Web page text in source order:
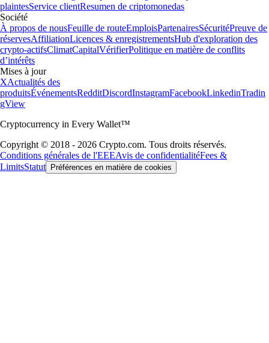
plaintesService clientResumen de criptomonedas
Société
À propos de nousFeuille de routeEmploisPartenairesSécuritéPreuve de
réservesAffiliationLicences & enregistrementsHub d'exploration des
crypto-actifsClimatCapitalVérifierPolitique en matière de conflits
d’intérêts
Mises à jour
XActualités des
produitsÉvénementsRedditDiscordInstagramFacebookLinkedinTradin
gView
Cryptocurrency in Every Wallet™
Copyright © 2018 - 2026 Crypto.com. Tous droits réservés.
Conditions générales de l'EEEAvis de confidentialitéFees &
LimitsStatut Préférences en matière de cookies